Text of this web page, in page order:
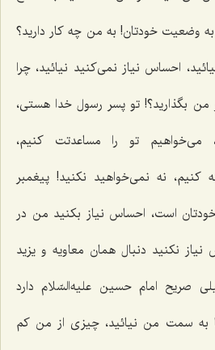
به وضعیت خودتان! به من چه كار دارید؟
احساس نیاز نمی‌كنید نیائید، چرا
بگذارید؟! تو پسر رسول خدا هستی،
تو را مساعدتت كنیم،
نه نمی‌خواهید نكنید! پیغمبر
است، احساس نیاز بكنید من در
نكنید دنبال همان معاویه و یزید
صریح امام حسین علیه‌السّلام دارد
به سمت من نیائید، چیزی از من كم